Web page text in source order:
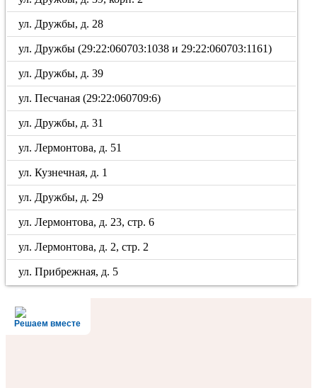
ул. Дружбы, д. 28
ул. Дружбы (29:22:060703:1038 и 29:22:060703:1161)
ул. Дружбы, д. 39
ул. Песчаная (29:22:060709:6)
ул. Дружбы, д. 31
ул. Лермонтова, д. 51
ул. Кузнечная, д. 1
ул. Дружбы, д. 29
ул. Лермонтова, д. 23, стр. 6
ул. Лермонтова, д. 2, стр. 2
ул. Прибрежная, д. 5
Решаем вместе